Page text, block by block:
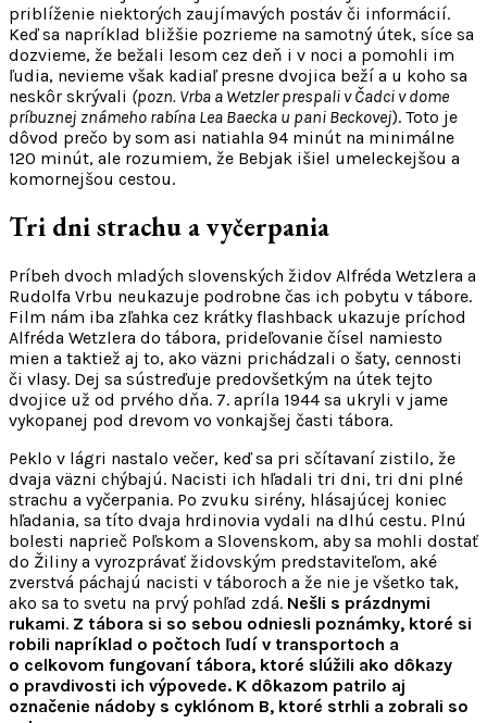
priblíženie niektorých zaujímavých postáv či informácií.
Keď sa napríklad bližšie pozrieme na samotný útek, síce sa
dozvieme, že bežali lesom cez deň i v noci a pomohli im
ľudia, nevieme však kadiaľ presne dvojica beží a u koho sa
neskôr skrývali (pozn. Vrba a Wetzler prespali v Čadci v dome
príbuznej známeho rabína Lea Baecka u pani Beckovej). Toto je
dôvod prečo by som asi natiahla 94 minút na minimálne
120 minút, ale rozumiem, že Bebjak išiel umeleckejšou a
komornejšou cestou.
Tri dni strachu a vyčerpania
Príbeh dvoch mladých slovenských židov Alfréda Wetzlera a
Rudolfa Vrbu neukazuje podrobne čas ich pobytu v tábore.
Film nám iba zľahka cez krátky flashback ukazuje príchod
Alfréda Wetzlera do tábora, prideľovanie čísel namiesto
mien a taktiež aj to, ako väzni prichádzali o šaty, cennosti
či vlasy. Dej sa sústreďuje predovšetkým na útek tejto
dvojice už od prvého dňa. 7. apríla 1944 sa ukryli v jame
vykopanej pod drevom vo vonkajšej časti tábora.
Peklo v lágri nastalo večer, keď sa pri sčítavaní zistilo, že
dvaja väzni chýbajú. Nacisti ich hľadali tri dni, tri dni plné
strachu a vyčerpania. Po zvuku sirény, hlásajúcej koniec
hľadania, sa títo dvaja hrdinovia vydali na dlhú cestu. Plnú
bolesti naprieč Poľskom a Slovenskom, aby sa mohli dostať
do Žiliny a vyrozprávať židovským predstaviteľom, aké
zverstvá páchajú nacisti v táboroch a že nie je všetko tak,
ako sa to svetu na prvý pohľad zdá. Nešli s prázdnymi
rukami. Z tábora si so sebou odniesli poznámky, ktoré si
robili napríklad o počtoch ľudí v transportoch a
o celkovom fungovaní tábora, ktoré slúžili ako dôkazy
o pravdivosti ich výpovede. K dôkazom patrilo aj
označenie nádoby s cyklónom B, ktoré strhli a zobrali so